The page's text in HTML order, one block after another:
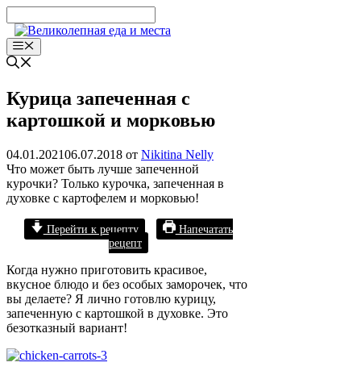
к
содержимому
Меню
Курица запеченная с
картошкой и морковью
04.01.202106.07.2018 от Nikitina Nelly
Что может быть лучше запеченной
курочки? Только курочка, запеченная в
духовке с картофелем и морковью!
Перейти к рецепту
Напечатать
рецепт
Когда нужно приготовить красивое,
вкусное блюдо и без особых заморочек, что
вы делаете? Я лично готовлю курицу,
запеченную с картошкой в духовке. Это
безотказный вариант!